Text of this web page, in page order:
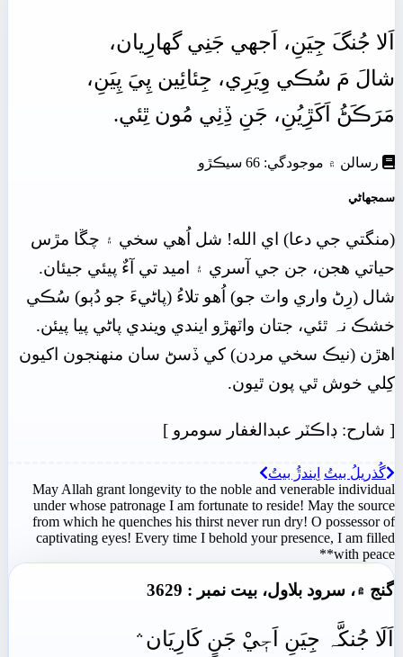
اَلا جُنگَ جِيَنِ، اَجهي جَنِي گهارِيان،
شالَ مَ سُڪي وِيَرِي، جِئائِين پِيَ پِيَنِ،
مَرَڪَڻُ اَکَڙِيُنِ، جَنِ ڏِٺِي مُون ٿِئي.
رسالن ۾ موجودگي: 66 سيڪڙو
سمجهاڻي
(منگتي جي دعا) اي الله! شل اُهي سخي ۽ چڱا مڙس
حياتي هجن، جن جي آسري ۽ اميد تي آءٌ پيئي جيئان.
شال (رِڻ واري واٽ جو) اُهو تلاءُ (پاڻيءَ جو دُٻو) سُڪي
خشڪ نہ ٿئي، جتان واٽھڙو ايندي ويندي پاڻي پيا پيئن.
اهڙن (نيڪ سخي مردن) کي ڏسڻ سان منھنجون اکيون
کِلي خوش ٿي پون ٿيون.
[ شارح: ڊاڪٽر عبدالغفار سومرو ]
گُذريلُ بيتُ اِيندڙُ بيتُ
May Allah grant longevity to the noble and venerable individual
under whose patronage I am fortunate to reside! May the source
from which he quenches his thirst never run dry! O possessor of
captivating eyes! Every time I behold your presence, I am filled
with peace**
گنج ۾، سرود بلاول، بيت نمبر : 3629
اَلَا جُنکَّہ جِيَنِ اَجٖيْ جَنٍ کَارِيَان﮶